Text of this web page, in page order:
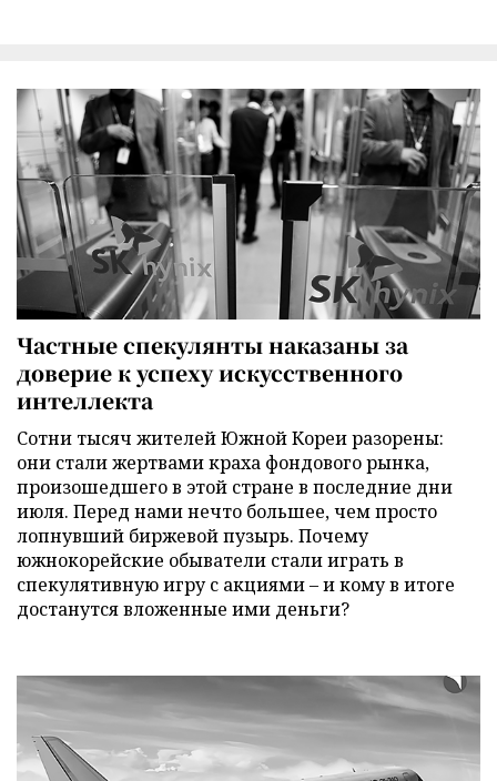
Частные спекулянты наказаны за
доверие к успеху искусственного
интеллекта
Сотни тысяч жителей Южной Кореи разорены:
они стали жертвами краха фондового рынка,
произошедшего в этой стране в последние дни
июля. Перед нами нечто большее, чем просто
лопнувший биржевой пузырь. Почему
южнокорейские обыватели стали играть в
спекулятивную игру с акциями – и кому в итоге
достанутся вложенные ими деньги?